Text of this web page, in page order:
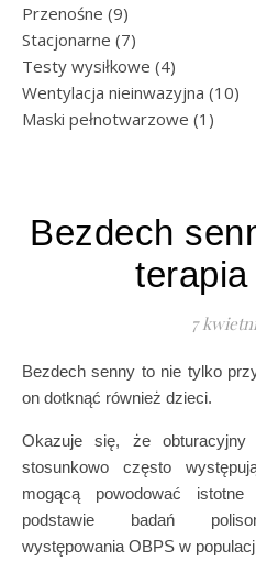
Przenośne 99 produktów
Stacjonarne 77 produktów
Testy wysiłkowe 44 produkty
Wentylacja nieinwazyjna 10
Maski pełnotwarzowe 1 1
Bezdech
7
Bezdech senny to nie tylko przypadłość starszych, ale może
on dotknąć również dzieci.
Okazuje się, że
stosunkowo często
mogącą powodować istotne
podstawie badań
występowania OBPS w